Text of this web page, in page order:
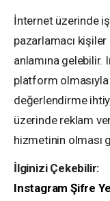
İnternet üzerinde
pazarlamacı
anlamına gelebilir.
platform
değerlendirme
üzerinde reklam
hizmetinin olması
İlginizi Çekebilir:
Instagram Şifre